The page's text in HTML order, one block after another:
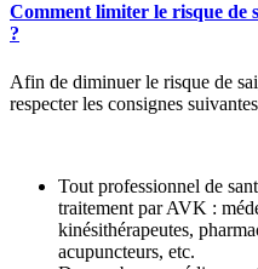
Comment limiter le risque de
?
Afin de diminuer le risque de
respecter les consignes
Tout professionnel de
traitement par AVK :
kinésithérapeutes,
acupuncteurs, etc.